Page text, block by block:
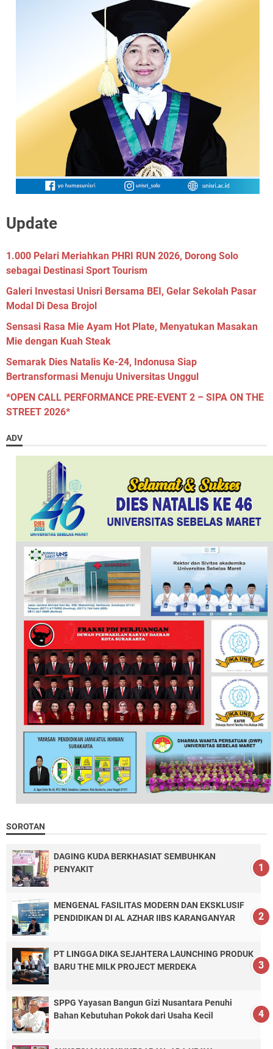
Update
1.000 Pelari Meriahkan PHRI RUN 2026, Dorong Solo
sebagai Destinasi Sport Tourism
Galeri Investasi Unisri Bersama BEI, Gelar Sekolah Pasar
Modal Di Desa Brojol
Sensasi Rasa Mie Ayam Hot Plate, Menyatukan Masakan
Mie dengan Kuah Steak
Semarak Dies Natalis Ke-24, Indonusa Siap
Bertransformasi Menuju Universitas Unggul
*OPEN CALL PERFORMANCE PRE-EVENT 2 – SIPA ON THE
STREET 2026*
ADV
SOROTAN
DAGING KUDA BERKHASIAT SEMBUHKAN
PENYAKIT
MENGENAL FASILITAS MODERN DAN EKSKLUSIF
PENDIDIKAN DI AL AZHAR IIBS KARANGANYAR
PT LINGGA DIKA SEJAHTERA LAUNCHING PRODUK
BARU THE MILK PROJECT MERDEKA
SPPG Yayasan Bangun Gizi Nusantara Penuhi
Bahan Kebutuhan Pokok dari Usaha Kecil